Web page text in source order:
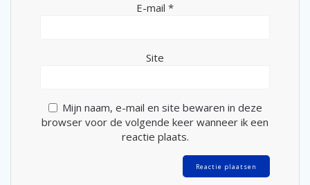
E-mail *
Site
Mijn naam, e-mail en site bewaren in deze
browser voor de volgende keer wanneer ik een
reactie plaats.